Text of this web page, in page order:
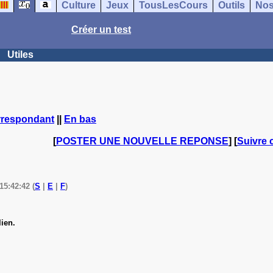
Culture Jeux TousLesCours Outils
Créer un test
Utiles
En bas
[POSTER UNE NOUVELLE REPONSE] [Suivre
(S E F)